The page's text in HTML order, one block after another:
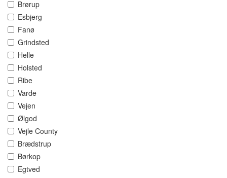
Brørup
Esbjerg
Fanø
Grindsted
Helle
Holsted
Ribe
Varde
Vejen
Ølgod
Vejle County
Brædstrup
Børkop
Egtved